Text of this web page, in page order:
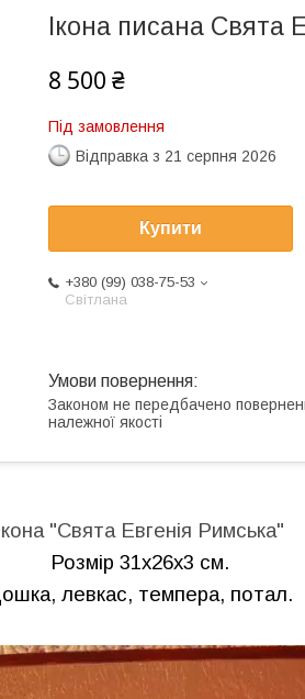
Ікона писана Свята
8 500 ₴
Під замовлення
Відправка з 21 серпня 2026
Купити
+380 (99) 038-75-53
Світлана
Законом не передбачено
належної якості
"Свята Евгенія Римська"
Розмір 31x26x3 см.
левкас, темпера, потал.